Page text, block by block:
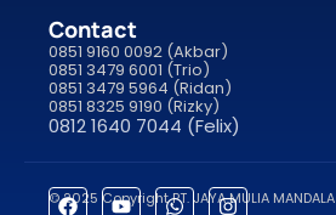
Contact
0851 9160 0092 (Akbar)
0851 3479 6001 (Trio)
0851 3479 5964 (Ridan)
0851 8325 9190 (Rizky)
0812 1640 7044 (Felix)
© 2025 Copyright PT. JAYA MULIA MANDALA